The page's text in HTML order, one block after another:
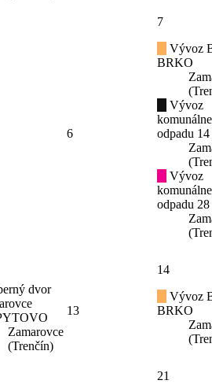
6
7
Vývoz
BRKO
Vývoz
odpadu
Vývoz
odpadu
dvor
Zamarovce
(Trenčín)
13
14
Vývoz
BRKO
21